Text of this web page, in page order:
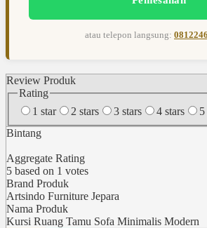
atau telepon langsung:
Review Produk
Rating
1 star
2 stars 3 stars 4 stars
5
Bintang
Aggregate Rating
5 based on 1 votes
Brand Produk
Artsindo Furniture Jepara
Nama Produk
Kursi Ruang Tamu Sofa Minimalis Modern